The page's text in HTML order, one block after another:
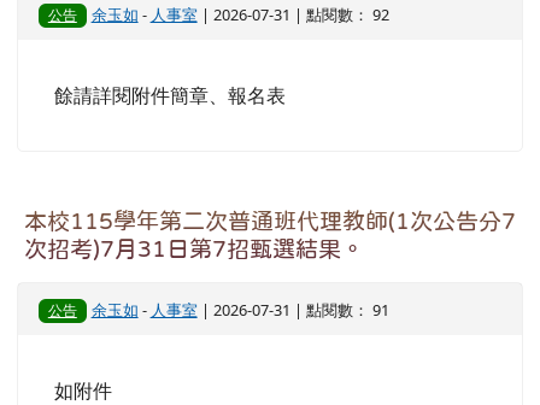
公告 余玉如 - 人事室 | 2026-07-31 | 點閱數： 92
餘請詳閱附件簡章、報名表
本校115學年第二次普通班代理教師(1次公告分7
次招考)7月31日第7招甄選結果。
公告 余玉如 - 人事室 | 2026-07-31 | 點閱數： 91
如附件